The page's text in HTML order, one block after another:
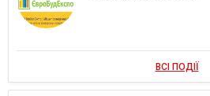
ВСІ ПОДІЇ